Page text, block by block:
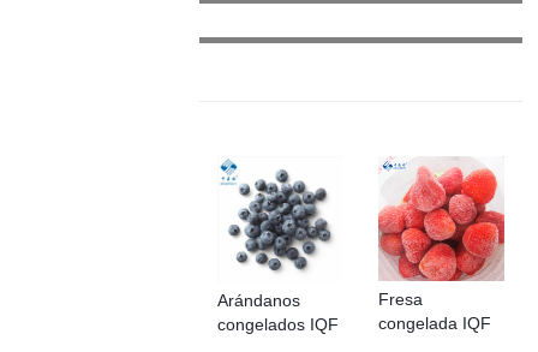
Arándanos
congelados IQF
Fresa
congelada IQF